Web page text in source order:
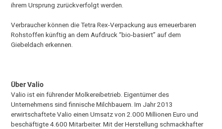
ihrem Ursprung zurückverfolgt werden.
Verbraucher können die Tetra Rex-Verpackung aus erneuerbaren
Rohstoffen künftig an dem Aufdruck “bio-basiert” auf dem
Giebeldach erkennen.
Über Valio
Valio ist ein führender Molkereibetrieb. Eigentümer des
Unternehmens sind finnische Milchbauern. Im Jahr 2013
erwirtschaftete Valio einen Umsatz von 2.000 Millionen Euro und
beschäftigte 4.600 Mitarbeiter. Mit der Herstellung schmackhafter